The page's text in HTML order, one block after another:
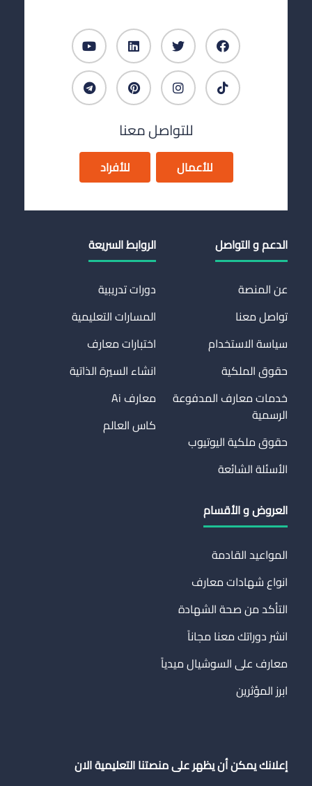
للتواصل معنا
للأعمال للأفراد
الدعم و التواصل
عن المنصة
تواصل معنا
سياسة الاستخدام
حقوق الملكية
خدمات معارف المدفوعة
الرسمية
حقوق ملكية اليوتيوب
الأسئلة الشائعة
الروابط السريعة
دورات تدريبية
المسارات التعليمية
اختبارات معارف
انشاء السيرة الذاتية
معارف Ai
كاس العالم
العروض و الأقسام
المواعيد القادمة
انواع شهادات معارف
التأكد من صحة الشهادة
انشر دوراتك معنا مجاناً
معارف على السوشيال ميدياً
ابرز المؤثرين
إعلانك يمكن أن يظهر على منصتنا التعليمية الان